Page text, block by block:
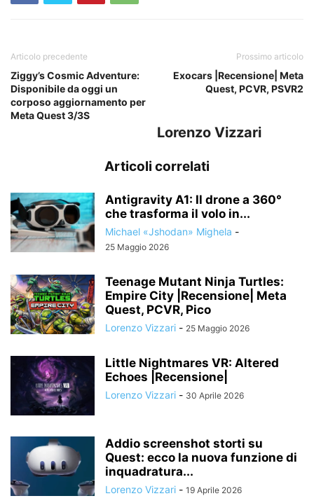
Articolo precedente
Ziggy’s Cosmic Adventure:
Disponibile da oggi un
corposo aggiornamento per
Meta Quest 3/3S
Prossimo articolo
Exocars |Recensione| Meta
Quest, PCVR, PSVR2
Lorenzo Vizzari
Articoli correlati
Antigravity A1: Il drone a 360°
che trasforma il volo in...
Michael «Jshodan» Mighela -
25 Maggio 2026
Teenage Mutant Ninja Turtles:
Empire City |Recensione| Meta
Quest, PCVR, Pico
Lorenzo Vizzari - 25 Maggio 2026
Little Nightmares VR: Altered
Echoes |Recensione|
Lorenzo Vizzari - 30 Aprile 2026
Addio screenshot storti su
Quest: ecco la nuova funzione di
inquadratura...
Lorenzo Vizzari - 19 Aprile 2026